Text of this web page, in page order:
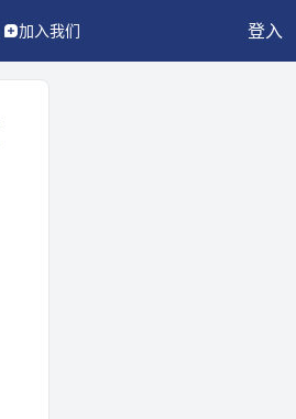
加入我们 登入